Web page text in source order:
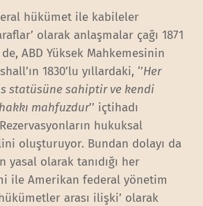
hükümet ile kabileler
olarak anlaşmalar çağı 1871
ABD Yüksek Mahkemesinin
1830’lu yıllardaki, ‘’Her
statüsüne sahiptir ve kendi
mahfuzdur’’ içtihadı
hukuksal
oluşturuyor. Bundan dolayı da
olarak tanıdığı her
ile Amerikan federal yönetim
arası ilişki’ olarak